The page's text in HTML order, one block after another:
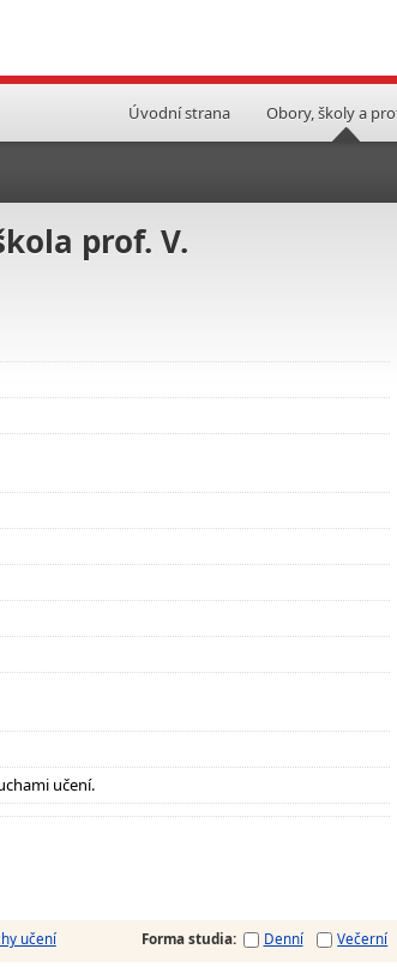
Úvodní strana Obory, školy a
prof. V.
učení.
učení Forma studia: Denní Večerní